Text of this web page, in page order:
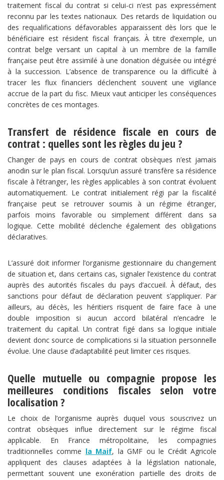
traitement fiscal du contrat si celui-ci n’est pas expressément
reconnu par les textes nationaux. Des retards de liquidation ou
des requalifications défavorables apparaissent dès lors que le
bénéficiaire est résident fiscal français. À titre d’exemple, un
contrat belge versant un capital à un membre de la famille
française peut être assimilé à une donation déguisée ou intégré
à la succession. L’absence de transparence ou la difficulté à
tracer les flux financiers déclenchent souvent une vigilance
accrue de la part du fisc. Mieux vaut anticiper les conséquences
concrètes de ces montages.
Transfert de résidence fiscale en cours de
contrat : quelles sont les règles du jeu ?
Changer de pays en cours de contrat obsèques n’est jamais
anodin sur le plan fiscal. Lorsqu’un assuré transfère sa résidence
fiscale à l’étranger, les règles applicables à son contrat évoluent
automatiquement. Le contrat initialement régi par la fiscalité
française peut se retrouver soumis à un régime étranger,
parfois moins favorable ou simplement différent dans sa
logique. Cette mobilité déclenche également des obligations
déclaratives.
L’assuré doit informer l’organisme gestionnaire du changement
de situation et, dans certains cas, signaler l’existence du contrat
auprès des autorités fiscales du pays d’accueil. À défaut, des
sanctions pour défaut de déclaration peuvent s’appliquer. Par
ailleurs, au décès, les héritiers risquent de faire face à une
double imposition si aucun accord bilatéral n’encadre le
traitement du capital. Un contrat figé dans sa logique initiale
devient donc source de complications si la situation personnelle
évolue. Une clause d’adaptabilité peut limiter ces risques.
Quelle mutuelle ou compagnie propose les
meilleures conditions fiscales selon votre
localisation ?
Le choix de l’organisme auprès duquel vous souscrivez un
contrat obsèques influe directement sur le régime fiscal
applicable. En France métropolitaine, les compagnies
traditionnelles comme la Maif, la GMF ou le Crédit Agricole
appliquent des clauses adaptées à la législation nationale,
permettant souvent une exonération partielle des droits de